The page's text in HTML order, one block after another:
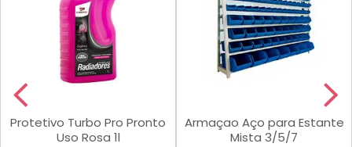
Protetivo Turbo Pro Pronto
Uso Rosa 1l
Armaçao Aço para Estante
Mista 3/5/7